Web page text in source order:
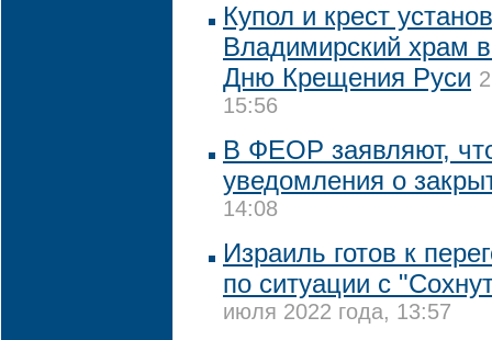
Купол и крест
Владимирский храм
Дню Крещения Руси
15:56
В ФЕОР заявляют,
уведомления о
14:08
Израиль готов к
по ситуации с
июля 2022 года, 13:57